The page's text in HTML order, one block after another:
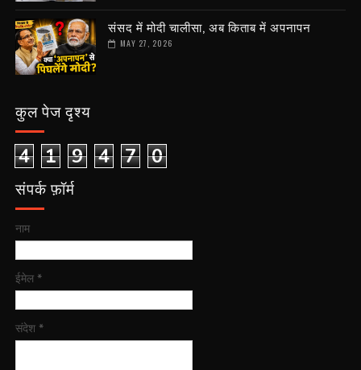
संसद में मोदी चालीसा, अब किताब में अपनापन
MAY 27, 2026
कुल पेज दृश्य
4 1 9 4 7 0
संपर्क फ़ॉर्म
नाम
ईमेल *
संदेश *